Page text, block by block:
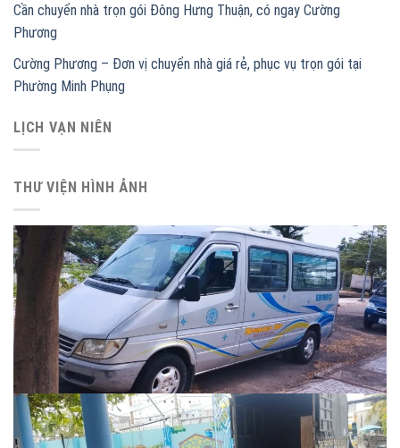
Cần chuyển nhà trọn gói Đông Hưng Thuận, có ngay Cường
Phương
Cường Phương – Đơn vị chuyển nhà giá rẻ, phục vụ trọn gói tại
Phường Minh Phụng
LỊCH VẠN NIÊN
THƯ VIỆN HÌNH ẢNH